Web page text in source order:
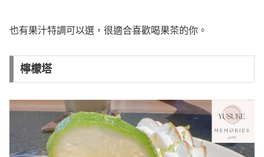
也有果汁特調可以選，很適合喜歡喝果茶的你。
檸檬塔